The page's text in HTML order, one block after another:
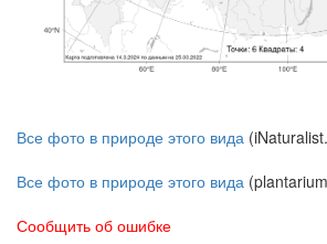
Все фото в природе этого вида
Все фото в природе этого вида
Сообщить об ошибке